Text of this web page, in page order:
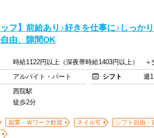
ッフ】前給あり♪好きを仕事に♪しっか
由、隙間OK
時給1122円以上（深夜帯時給1403円以上） ＋
アルバイト・パート シフト
週
西院駅
徒歩2分
副業・Ｗワーク歓迎 ネイル可
シフト自由・